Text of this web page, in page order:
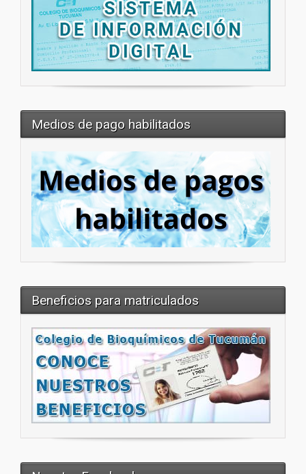
Medios de pago habilitados
Beneficios para matriculados